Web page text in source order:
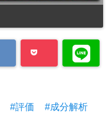
評価
成分解析